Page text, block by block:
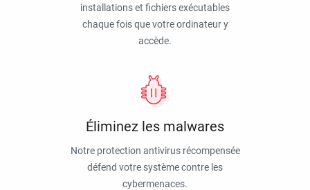
installations et fichiers exécutables
chaque fois que votre ordinateur y
accède.
Éliminez les malwares
Notre protection antivirus récompensée
défend votre système contre les
cybermenaces.